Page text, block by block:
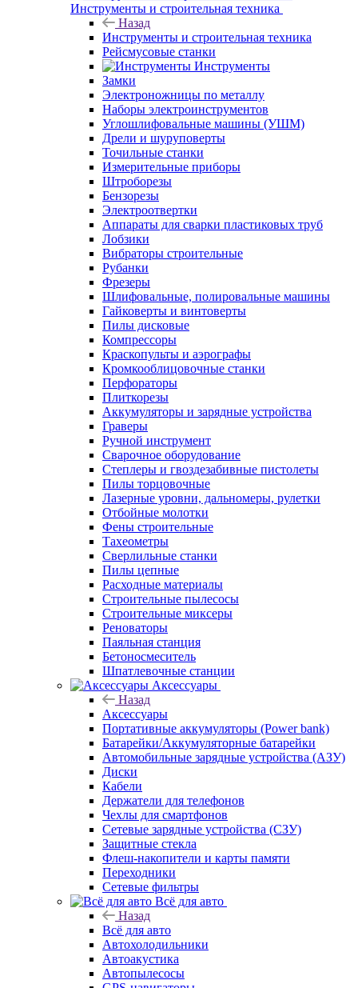
Инструменты и строительная техника
Назад
Инструменты и строительная техника
Рейсмусовые станки
Инструменты
Замки
Электроножницы по металлу
Наборы электроинструментов
Углошлифовальные машины (УШМ)
Дрели и шуруповерты
Точильные станки
Измерительные приборы
Штроборезы
Бензорезы
Электроотвертки
Аппараты для сварки пластиковых труб
Лобзики
Вибраторы строительные
Рубанки
Фрезеры
Шлифовальные, полировальные машины
Гайковерты и винтоверты
Пилы дисковые
Компрессоры
Краскопульты и аэрографы
Кромкооблицовочные станки
Перфораторы
Плиткорезы
Аккумуляторы и зарядные устройства
Граверы
Ручной инструмент
Сварочное оборудование
Степлеры и гвоздезабивные пистолеты
Пилы торцовочные
Лазерные уровни, дальномеры, рулетки
Отбойные молотки
Фены строительные
Тахеометры
Сверлильные станки
Пилы цепные
Расходные материалы
Строительные пылесосы
Строительные миксеры
Реноваторы
Паяльная станция
Бетоносмеситель
Шпатлевочные станции
Аксессуары
Назад
Аксессуары
Портативные аккумуляторы (Power bank)
Батарейки/Аккумуляторные батарейки
Автомобильные зарядные устройства (АЗУ)
Диски
Кабели
Держатели для телефонов
Чехлы для смартфонов
Сетевые зарядные устройства (СЗУ)
Защитные стекла
Флеш-накопители и карты памяти
Переходники
Сетевые фильтры
Всё для авто
Назад
Всё для авто
Автохолодильники
Автоакустика
Автопылесосы